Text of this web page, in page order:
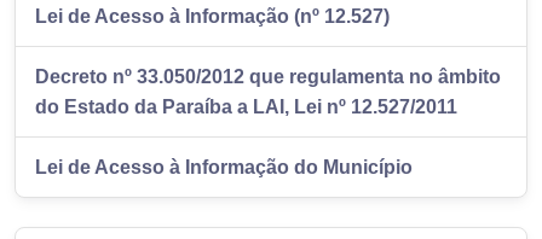
Lei de Acesso à Informação (nº 12.527)
Decreto nº 33.050/2012 que regulamenta no âmbito
do Estado da Paraíba a LAI, Lei nº 12.527/2011
Lei de Acesso à Informação do Município